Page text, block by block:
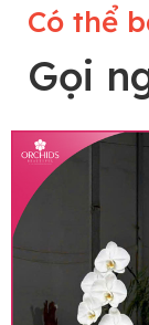
Có thể
Gọi